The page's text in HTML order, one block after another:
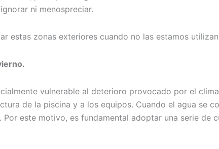
ni menospreciar.
estas zonas exteriores cuando no las estamos
vulnerable al deterioro provocado por el
de la piscina y a los equipos. Cuando el agua se
este motivo, es fundamental adoptar una serie